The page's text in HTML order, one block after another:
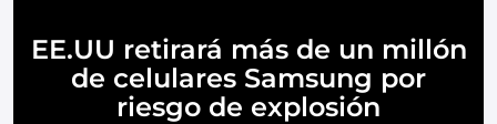
EE.UU retirará más de un millón
de celulares Samsung por
riesgo de explosión